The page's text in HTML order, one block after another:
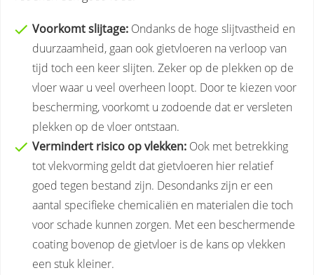
Voorkomt slijtage: Ondanks de hoge slijtvastheid en
duurzaamheid, gaan ook gietvloeren na verloop van
tijd toch een keer slijten. Zeker op de plekken op de
vloer waar u veel overheen loopt. Door te kiezen voor
bescherming, voorkomt u zodoende dat er versleten
plekken op de vloer ontstaan.
Vermindert risico op vlekken: Ook met betrekking
tot vlekvorming geldt dat gietvloeren hier relatief
goed tegen bestand zijn. Desondanks zijn er een
aantal specifieke chemicaliën en materialen die toch
voor schade kunnen zorgen. Met een beschermende
coating bovenop de gietvloer is de kans op vlekken
een stuk kleiner.